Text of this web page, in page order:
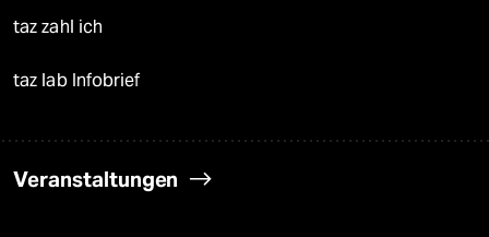
taz zahl ich
taz lab Infobrief
Veranstaltungen